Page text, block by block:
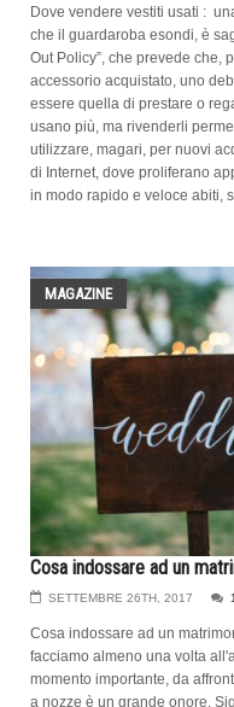
Dove vendere vestiti usati :
che il guardaroba esondi, è
Out Policy”, che prevede che,
accessorio acquistato, uno
essere quella di prestare o
usano più, ma rivenderli
utilizzare, magari, per nuovi
di Internet, dove proliferano
in modo rapido e veloce abiti,
MAGAZINE
Cosa indossare ad un
SETTEMBRE 26TH, 2017 1
Cosa indossare ad un
facciamo almeno una volta
momento importante, da
a nozze è un grande onore.